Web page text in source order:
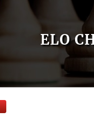
ELO